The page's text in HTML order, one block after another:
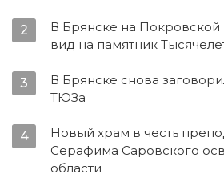
2
В Брянске на
вид на памятник
3
В Брянске снова
ТЮЗа
4
Новый храм в честь
Серафима Саровского
области